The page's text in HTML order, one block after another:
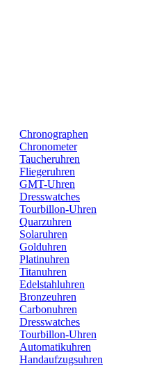
Chronographen
Chronometer
Taucheruhren
Fliegeruhren
GMT-Uhren
Dresswatches
Tourbillon-Uhren
Quarzuhren
Solaruhren
Golduhren
Platinuhren
Titanuhren
Edelstahluhren
Bronzeuhren
Carbonuhren
Dresswatches
Tourbillon-Uhren
Automatikuhren
Handaufzugsuhren